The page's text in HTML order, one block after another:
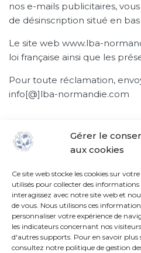
Gérer le
aux cookies
Ce site web stocke les cookies sur
utilisés pour collecter des
interagissez avec notre site web et
de vous. Nous utilisons ces
personnaliser votre expérience de
les indicateurs concernant nos
d'autres supports. Pour en savoir plus
consultez notre politique de gestion
nos e-mails publicitaires,
de désinscription situé en
Le site web www.lba-
loi française ainsi que les
Pour toute réclamation,
info[@]lba-normandie.com
+33 (0)6.98.30.11.25
info@lba-normandie.com
Chargement en cours...